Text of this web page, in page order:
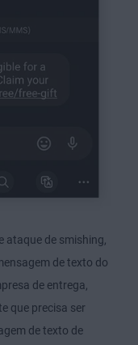
ataque de smishing,
de texto do
de entrega,
que precisa ser
de texto de